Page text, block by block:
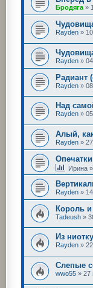
Бродяга »
Rayden »
Rayden »
Радиант
Rayden »
Над
Rayden »
Алый,
Rayden »
Опечатки
Ирина »
Rayden »
Король и
Tadeush »
Из
Rayden »
Слепые
wwo55 » 27